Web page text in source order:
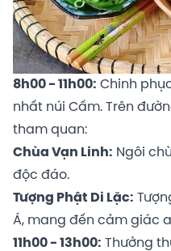
8h00 - 11h00: Chinh
nhất núi Cấm. Trên
tham quan:
Chùa Vạn Linh: Ngôi
độc đáo.
Tượng Phật Di Lặc:
Á, mang đến cảm giác
11h00 - 13h00: Thưởng